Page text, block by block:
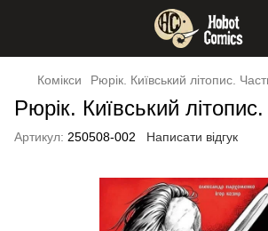
Комікси Рюрік. Київський літопис.
Рюрік. Київський
Артикул: 250508-002 Написати відгук